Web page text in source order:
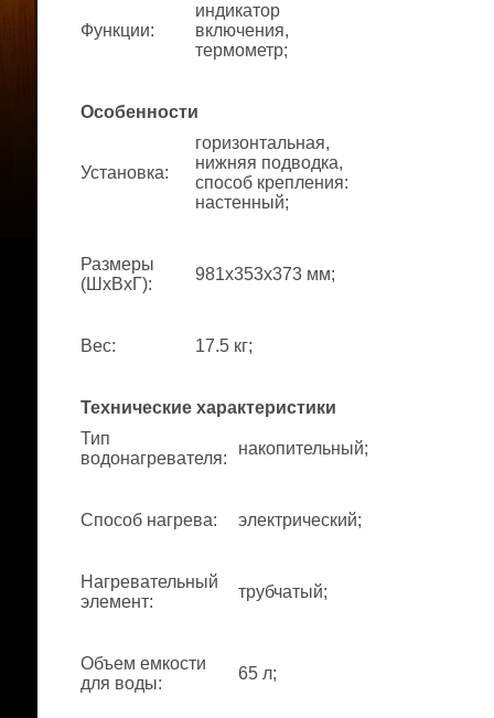
Функции:
индикатор
включения,
термометр;
Особенности
Установка:
горизонтальная,
нижняя подводка,
способ крепления:
настенный;
Размеры
(ШхВхГ):
981x353x373 мм;
Вес: 17.5 кг;
Технические характеристики
Тип
водонагревателя:
накопительный;
Способ нагрева: электрический;
Нагревательный
элемент:
трубчатый;
Объем емкости
для воды:
65 л;